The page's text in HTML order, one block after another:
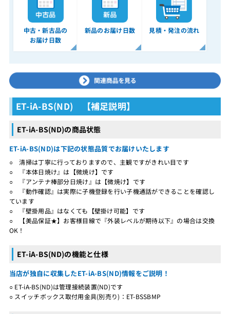
中古・新古品の
お届け日数
新品のお届け日数 見積・発注の流れ
ET-iA-BS(ND) 【補足説明】
ET-iA-BS(ND)の商品状態
ET-iA-BS(ND)は下記の状態品質でお届けいたします
○ 清掃は丁寧に行っておりますので、主観ですがきれい目です
○ 『本体日焼け』は【微焼け】です
○ 『アンテナ棒部分日焼け』は【微焼け】です
○ 『動作確認』は実際に子機登録を行い子機通話ができることを確認し
ています
○ 『壁掛用品』はなくても【壁掛け可能】です
○ 【美品保証★】お客様目線で『外装レベルが期待以下』の場合は交換
OK！
ET-iA-BS(ND)の機能と仕様
当店が独自に収集したET-iA-BS(ND)情報をご説明！
○ ET-iA-BS(ND)は管理接続装置(ND)です
○ スイッチボックス取付用金具(別売り)：ET-BSSBMP